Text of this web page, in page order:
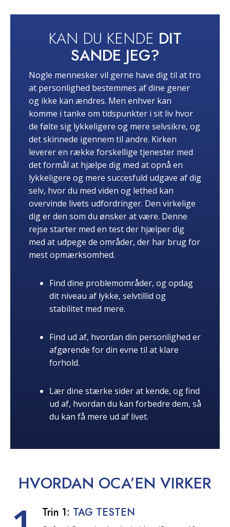
KAN DU KENDE DIT
SANDE JEG?
Nogle mennesker vil gerne have dig til at tro
at personlighed bestemmes af dine gener
og ikke kan ændres. Men enhver kan
komme i tanke om tidspunkter i sit liv hvor
de følte sig lykkeligere og mere selvsikre, og
det skinnede igennem til andre. Kirken
leverer en række forskellige tjenester med
det formål at hjælpe dig med at opnå en
lykkeligere og mere succesfuld udgave af dig
selv, hvor du med viden og lethed kan
overvinde livets udfordringer. Den virkelige
dig er den som du ønsker at være. Denne
rejse starter med en test der hjælper dig
med at udpege de områder, der har brug for
mest opmærksomhed.
Find dine problemområder, og opdag
dit niveau af lykke, selvtillid og
stabilitet med mere.
Find ud af, hvordan din personlighed er
afgørende for din evne til at klare
forhold.
Lær dine stærke sider at kende, og find
ud af, hvordan du kan forbedre dem, så
du kan få mere ud af livet.
HVORDAN OCA’EN VIRKER
Trin 1: TAG TESTEN